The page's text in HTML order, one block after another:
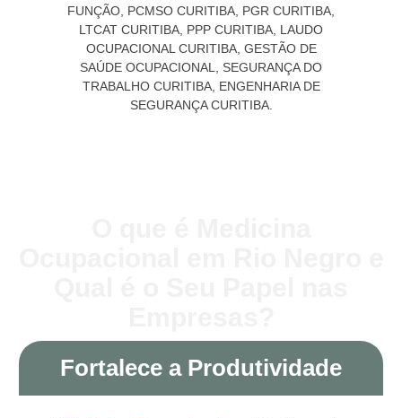
Fortalece a Produtividade